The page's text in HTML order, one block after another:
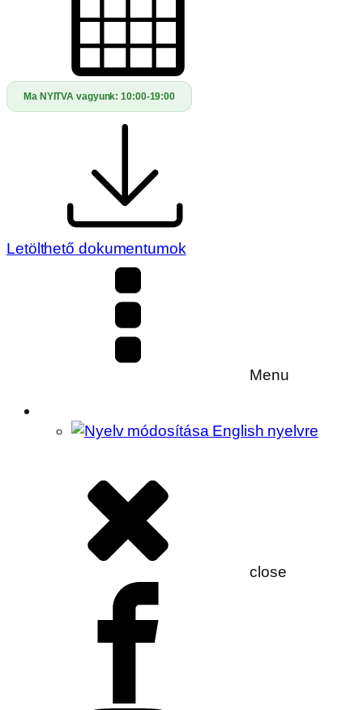
Ma NYITVA vagyunk:10:00-19:00
Letölthető dokumentumok
Menu
close